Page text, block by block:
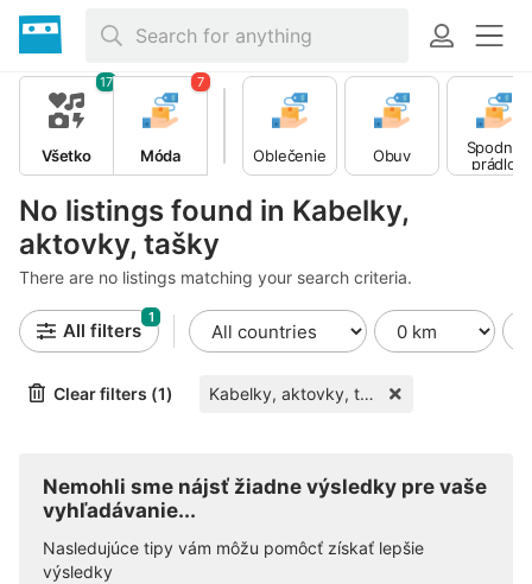
No listings found in Kabelky,
aktovky, tašky
There are no listings matching your search criteria.
Všetko
17
Móda
7
Oblečenie Obuv
Spodné
prádlo
All filters
1
Clear filters (1) Kabelky, aktovky, tašky
Nemohli sme nájsť žiadne výsledky pre vaše
vyhľadávanie...
Nasledujúce tipy vám môžu pomôcť získať lepšie
výsledky